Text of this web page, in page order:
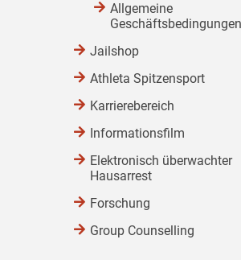
Allgemeine
Jailshop
Athleta Spitzensport
Karrierebereich
Informationsfilm
Elektronisch überwachter
Hausarrest
Forschung
Group Counselling